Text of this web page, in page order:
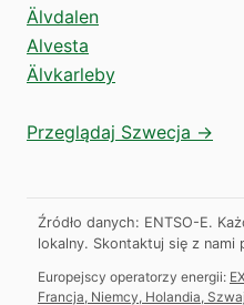
Älvdalen
Alvesta
Älvkarleby
Przeglądaj Szwecja →
Źródło danych: ENTSO-E.
lokalny. Skontaktuj się z nami
Europejscy operatorzy energii:
Francja, Niemcy, Holandia,